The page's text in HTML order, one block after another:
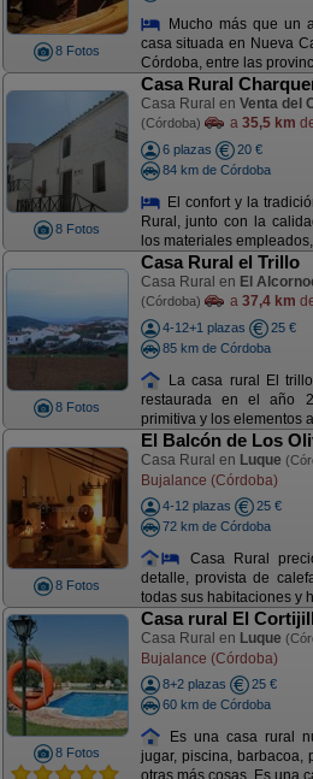
8 Fotos
Mucho más que un
casa situada en Nueva
Córdoba, entre las
8 Fotos
Casa Rural
Casa Rural en Venta del
(Córdoba) a 35,5 km
6 plazas
20 €
84 km de Córdoba
El confort y la
Rural, junto con la
los materiales
8 Fotos
Casa Rural el Trillo
Casa Rural en El
(Córdoba) a 37,4 km
4-12+1 plazas
25 €
85 km de Córdoba
La casa rural El
restaurada en el año
primitiva y los elementos
8 Fotos
El Balcón de Los
Casa Rural en Luque
Bujalance (Córdoba)
4-12 plazas
25 €
72 km de Córdoba
Casa Rural
detalle, provista de
todas sus habitaciones y
8 Fotos
Casa rural El
Casa Rural en Luque
Bujalance (Córdoba)
8+2 plazas
25 €
60 km de Córdoba
Es una casa rural
jugar, piscina, barbacoa,